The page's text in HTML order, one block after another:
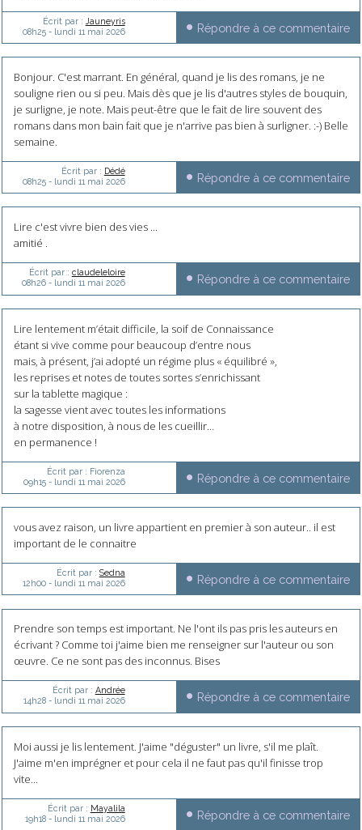
Écrit par : Jauneyris
08h25- lundi 11 mai 2026 Répondre à ce commentaire
Bonjour. C'est marrant. En général, quand je lis des romans, je ne
souligne rien ou si peu. Mais dès que je lis d'autres styles de bouquin,
je surligne, je note. Mais peut-être que le fait de lire souvent des
romans dans mon bain fait que je n'arrive pas bien à surligner. :-) Belle
semaine.
Écrit par : Dédé
08h25- lundi 11 mai 2026 Répondre à ce commentaire
Lire c'est vivre bien des vies ...
amitié .
Écrit par : claudeleloire
08h26- lundi 11 mai 2026 Répondre à ce commentaire
Lire lentement m’était difficile, la soif de Connaissance
étant si vive comme pour beaucoup d’entre nous
mais, à présent, j’ai adopté un régime plus « équilibré »,
les reprises et notes de toutes sortes s’enrichissant
sur la tablette magique :
la sagesse vient avec toutes les informations
à notre disposition, à nous de les cueillir…
en permanence !
Écrit par : Fiorenza
09h15- lundi 11 mai 2026 Répondre à ce commentaire
vous avez raison, un livre appartient en premier à son auteur.. il est
important de le connaitre
Écrit par : Sedna
12h00- lundi 11 mai 2026 Répondre à ce commentaire
Prendre son temps est important. Ne l'ont ils pas pris les auteurs en
écrivant ? Comme toi j'aime bien me renseigner sur l'auteur ou son
œuvre. Ce ne sont pas des inconnus. Bises
Écrit par : Andrée
14h28- lundi 11 mai 2026 Répondre à ce commentaire
Moi aussi je lis lentement. J'aime "déguster" un livre, s'il me plaît.
J'aime m'en imprégner et pour cela il ne faut pas qu'il finisse trop
vite...
Écrit par : Mayalila
19h18- lundi 11 mai 2026 Répondre à ce commentaire